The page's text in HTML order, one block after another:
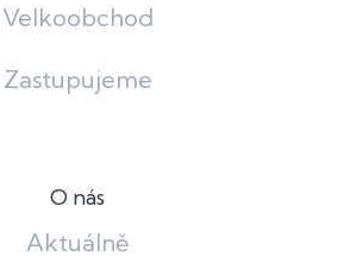
Velkoobchod
Zastupujeme
O nás
Aktuálně